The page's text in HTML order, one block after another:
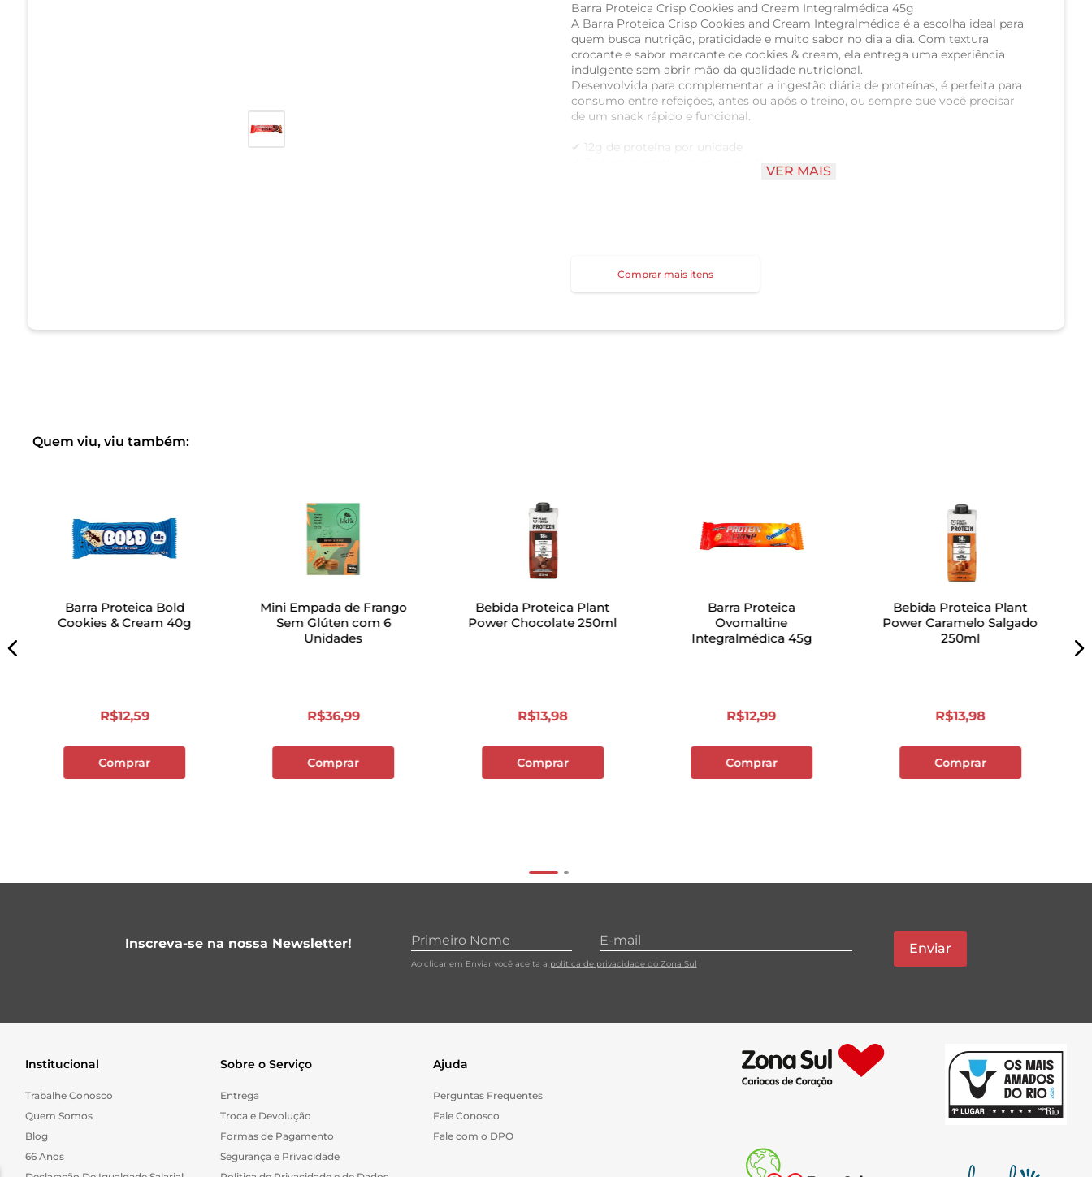
Barra Proteica Crisp Cookies and Cream Integralmédica 45g
A Barra Proteica Crisp Cookies and Cream Integralmédica é a escolha ideal para
quem busca nutrição, praticidade e muito sabor no dia a dia. Com textura
crocante e sabor marcante de cookies & cream, ela entrega uma experiência
indulgente sem abrir mão da qualidade nutricional.
Desenvolvida para complementar a ingestão diária de proteínas, é perfeita para
consumo entre refeições, antes ou após o treino, ou sempre que você precisar
de um snack rápido e funcional.
✔ 12g de proteína por unidade
✔ Textura crocante (crisp) irresistível
✔ Sabor Cookies and Cream, equilibrado e agradável
Contribui para a ingestão proteica diária
Ajuda no desempenho e na recuperação pós-treino
Ideal para quem mantém uma rotina ativa ou busca alimentação
VER MAIS
Comprar mais itens
Quem viu, viu também:
Barra Proteica Bold
Cookies & Cream 40g
R$12,59
Comprar
Mini Empada de Frango
Sem Glúten com 6
Unidades
R$36,99
Comprar
Bebida Proteica Plant
Power Chocolate 250ml
R$13,98
Comprar
Barra Proteica
Ovomaltine
Integralmédica 45g
R$12,99
Comprar
Bebida Proteica Plant
Power Caramelo Salgado
250ml
R$13,98
Comprar
Inscreva-se na nossa Newsletter!
Ao clicar em Enviar você aceita a política de privacidade do Zona Sul
Enviar
Institucional
Trabalhe Conosco
Quem Somos
Blog
66 Anos
Sobre o Serviço
Entrega
Troca e Devolução
Formas de Pagamento
Segurança e Privacidade
Ajuda
Perguntas Frequentes
Fale Conosco
Fale com o DPO